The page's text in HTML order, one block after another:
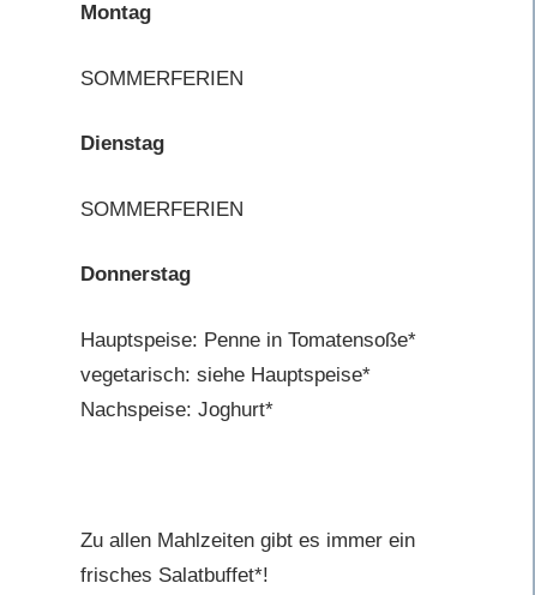
Montag
SOMMERFERIEN
Dienstag
SOMMERFERIEN
Donnerstag
Hauptspeise: Penne in Tomatensoße*
vegetarisch: siehe Hauptspeise*
Nachspeise: Joghurt*
Zu allen Mahlzeiten gibt es immer ein
frisches Salatbuffet*!